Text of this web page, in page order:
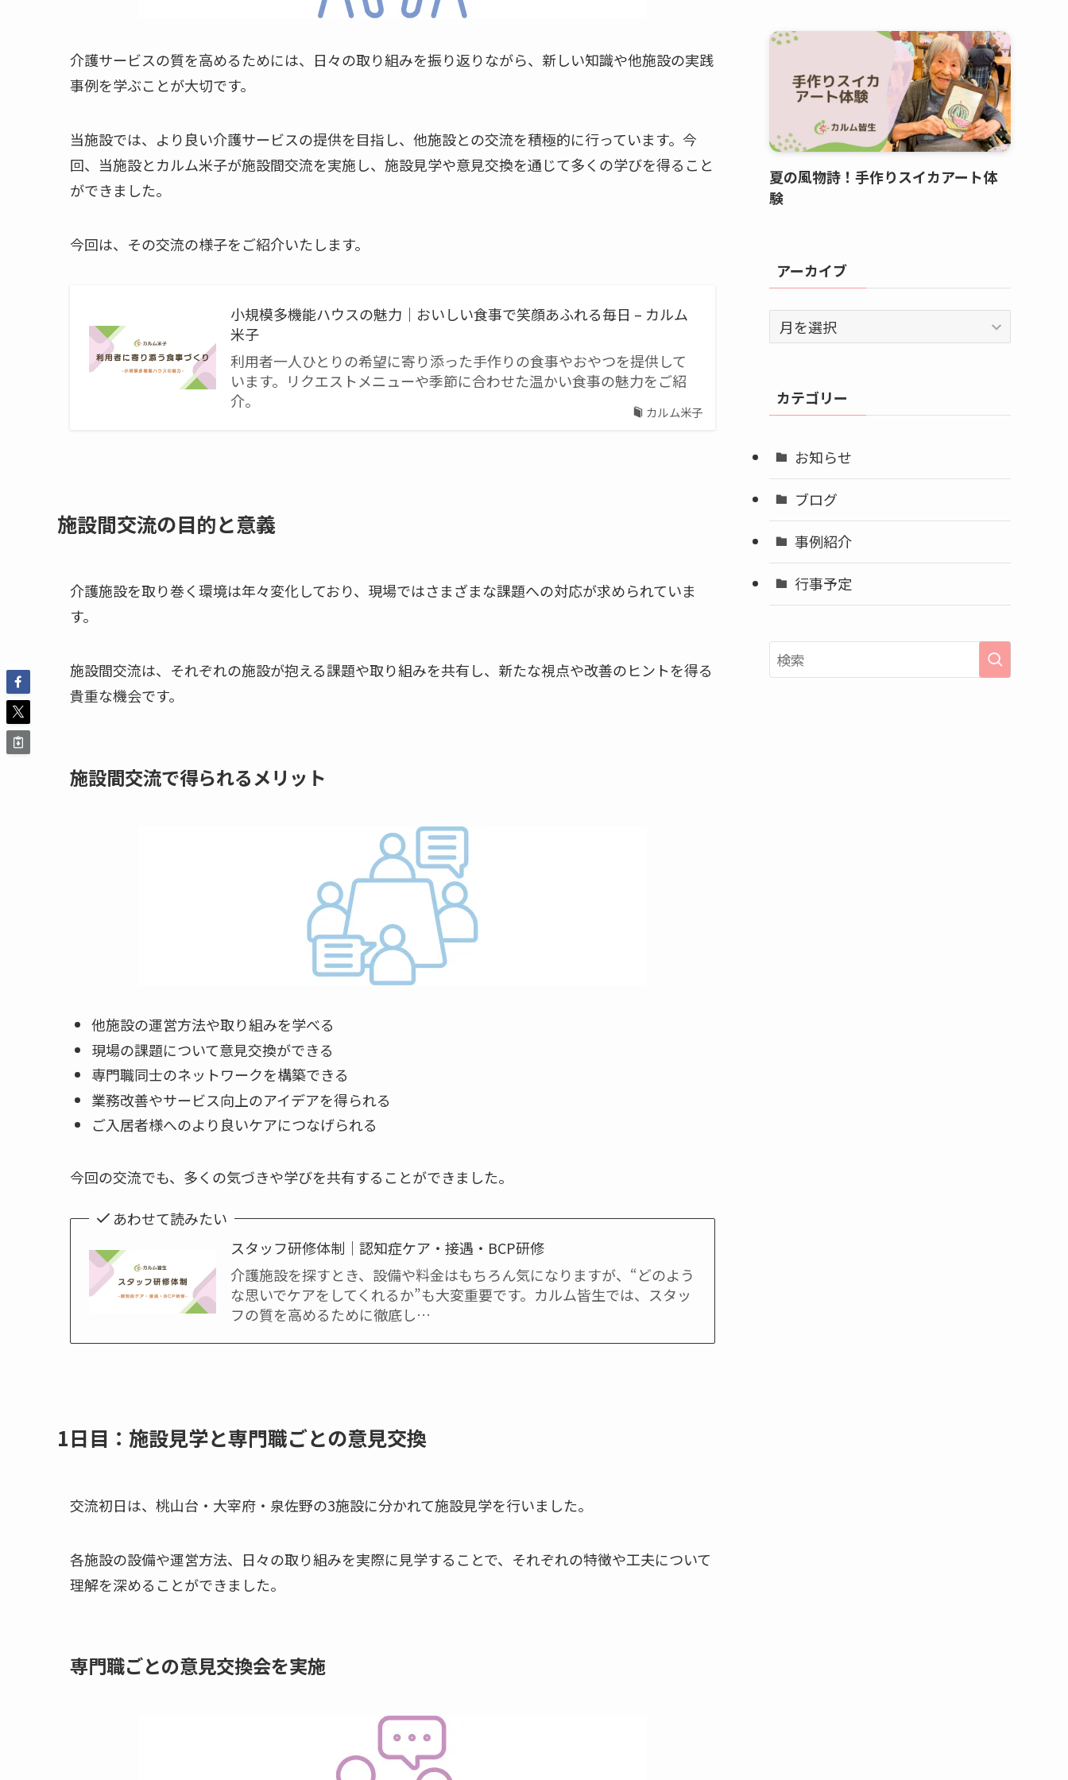
介護サービスの質を高めるためには、日々の取り組みを振り返りながら、新しい知識や他施設の実践
事例を学ぶことが大切です。
当施設では、より良い介護サービスの提供を目指し、他施設との交流を積極的に行っています。今
回、当施設とカルム米子が施設間交流を実施し、施設見学や意見交換を通じて多くの学びを得ること
ができました。
今回は、その交流の様子をご紹介いたします。
カルム米子
小規模多機能ハウスの魅力｜おいしい食事で笑顔あふれる毎日 – カルム
米子
利用者一人ひとりの希望に寄り添った手作りの食事やおやつを提供して
います。リクエストメニューや季節に合わせた温かい食事の魅力をご紹
介。
施設間交流の目的と意義
介護施設を取り巻く環境は年々変化しており、現場ではさまざまな課題への対応が求められていま
す。
施設間交流は、それぞれの施設が抱える課題や取り組みを共有し、新たな視点や改善のヒントを得る
貴重な機会です。
施設間交流で得られるメリット
他施設の運営方法や取り組みを学べる
現場の課題について意見交換ができる
専門職同士のネットワークを構築できる
業務改善やサービス向上のアイデアを得られる
ご入居者様へのより良いケアにつなげられる
今回の交流でも、多くの気づきや学びを共有することができました。
あわせて読みたい
スタッフ研修体制｜認知症ケア・接遇・BCP研修
介護施設を探すとき、設備や料金はもちろん気になりますが、“どのよう
な思いでケアをしてくれるか”も大変重要です。カルム皆生では、スタッ
フの質を高めるために徹底し…
1日目：施設見学と専門職ごとの意見交換
交流初日は、桃山台・大宰府・泉佐野の3施設に分かれて施設見学を行いました。
各施設の設備や運営方法、日々の取り組みを実際に見学することで、それぞれの特徴や工夫について
理解を深めることができました。
専門職ごとの意見交換会を実施
夏の風物詩！手作りスイカアート体
験
アーカイブ
ア
ー
イ
ブ
カテゴリー
お知らせ
ブログ
事例紹介
行事予定